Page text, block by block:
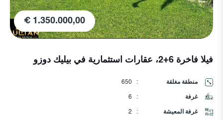
1.350.000,00 €
فيلا فاخرة 6+2، عقارات استثمارية في بيليك دوزو
منطقة مغلقة :
650
غرفة :
6
غرفة المعيشة :
2